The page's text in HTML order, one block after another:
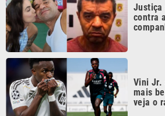
Continua após a
CATEGORIAS